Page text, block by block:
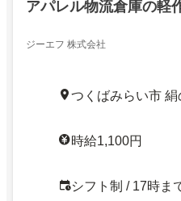
アパレル物流倉庫の軽
ジーエフ 株式会社
つくばみらい市
時給1,100円
シフト制 / 17時ま